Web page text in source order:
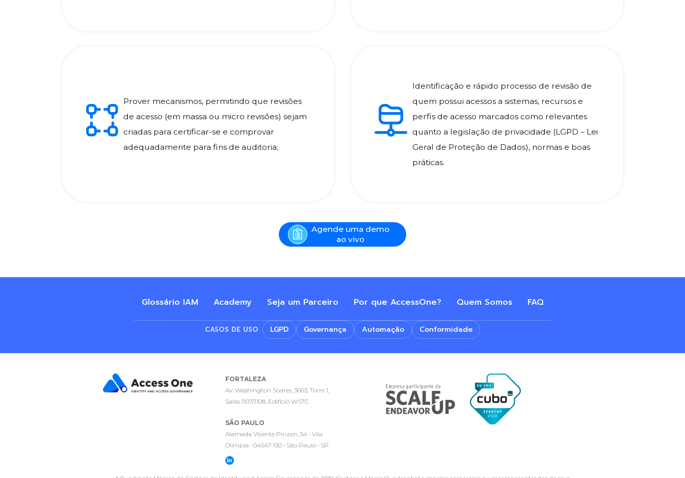
Identificação e rápido processo de revisão de
quem possui acessos a sistemas, recursos e
perfis de acesso marcados como relevantes
quanto a legislação de privacidade (LGPD – Lei
Geral de Proteção de Dados), normas e boas
práticas.
Prover mecanismos, permitindo que revisões
de acesso (em massa ou micro revisões) sejam
criadas para certificar-se e comprovar
adequadamente para fins de auditoria;
Agende uma demo
ao vivo
Glossário IAM Academy Seja um Parceiro Por que AccessOne? Quem Somos FAQ
CASOS DE USO LGPD Governança Automação Conformidade
FORTALEZA
Av. Washington Soares, 3663, Torre 1,
Salas 1107/1108, Edifício WSTC
SÃO PAULO
Alameda Vicente Pinzon, 54 • Vila
Olímpia • 04547-130 • São Paulo • SP